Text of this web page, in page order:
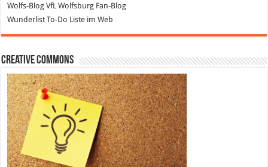
Wolfs-Blog VfL Wolfsburg Fan-Blog
Wunderlist To-Do Liste im Web
Creative Commons